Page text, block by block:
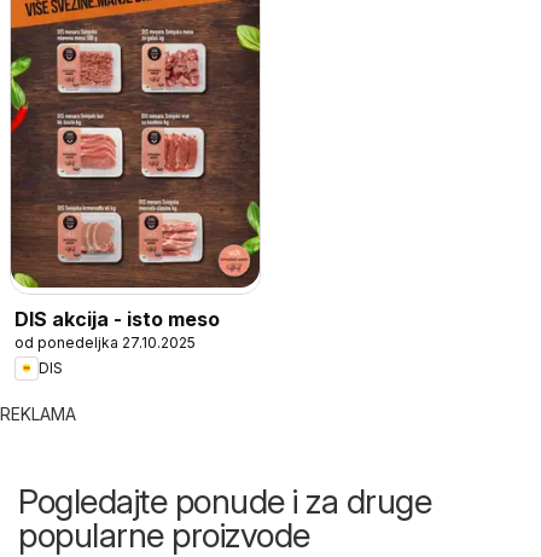
DIS akcija - isto meso
od ponedeljka 27.10.2025
DIS
REKLAMA
Pogledajte ponude i za druge
popularne proizvode